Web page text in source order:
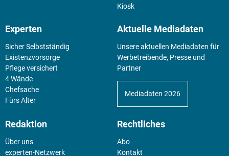
Kiosk
Experten
Sicher Selbstständig
Existenz­vorsorge
Pflege versichert
4 Wände
Chefsache
Fürs Alter
Aktuelle Mediadaten
Unsere aktuellen Mediadaten für
Werbetreibende, Presse und
Partner
Mediadaten 2026
Redaktion
Über uns
experten-Netzwerk
Rechtliches
Abo
Kontakt